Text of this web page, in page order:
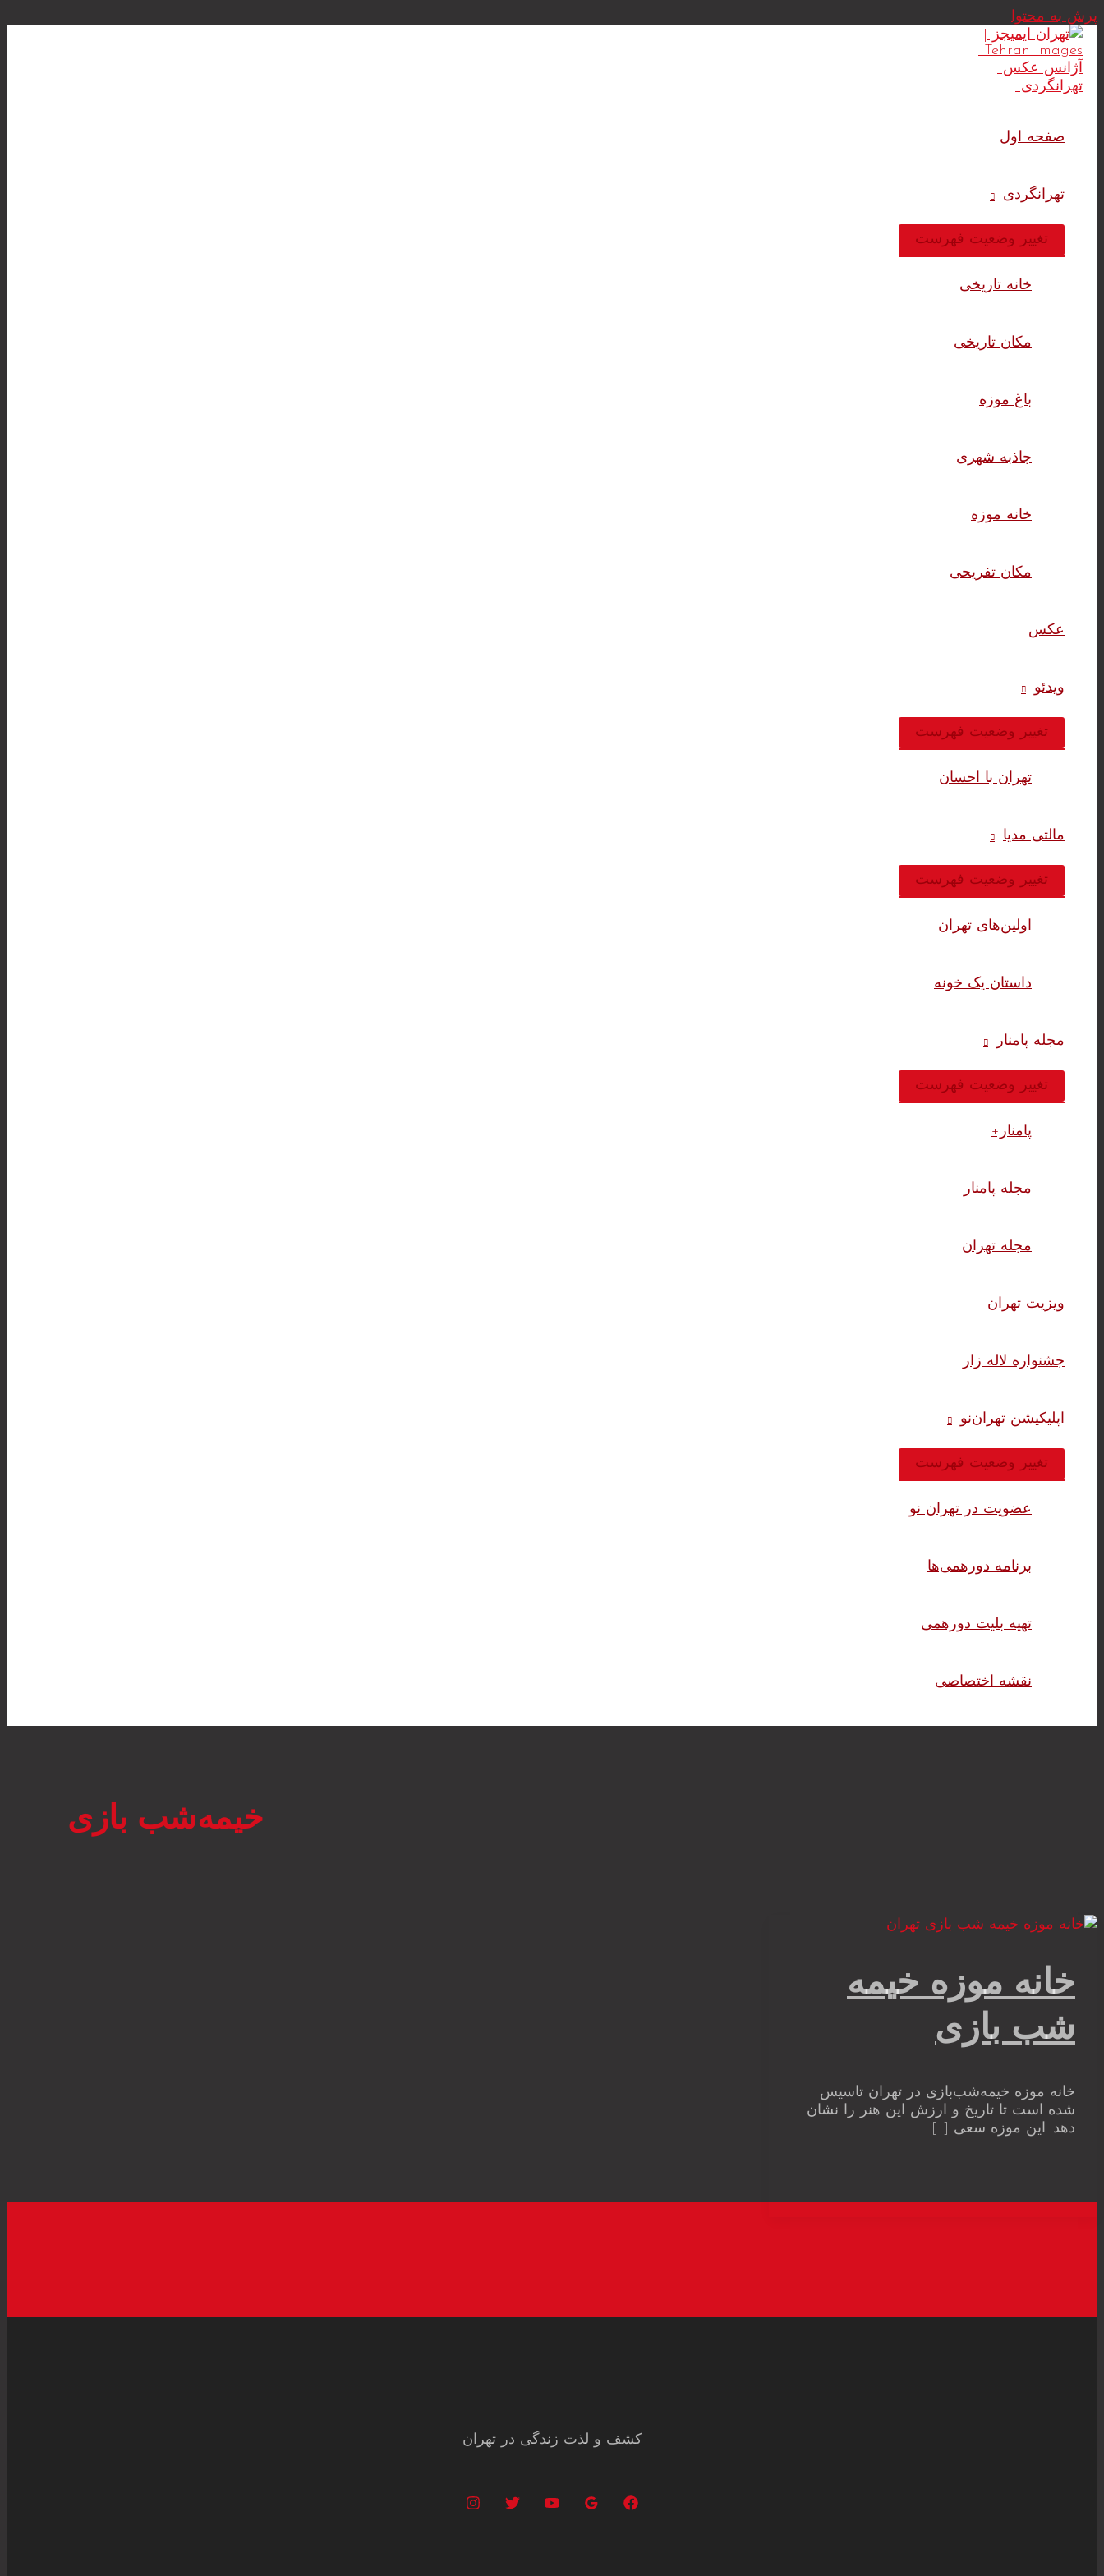
پرش به محتوا
صفحه اول
تهرانگردی
تغییر وضعیت فهرست
خانه تاریخی
مکان تاریخی
باغ موزه
جاذبه شهری
خانه موزه
مکان تفریحی
عکس
ویدئو
تغییر وضعیت فهرست
تهران با احسان
مالتی مدیا
تغییر وضعیت فهرست
اولین‌های تهران
داستان یک خونه
مجله پامنار
تغییر وضعیت فهرست
پامنار+
مجله پامنار
مجله تهران
ویزیت تهران
جشنواره لاله زار
اپلیکیشن تهران‌نو
تغییر وضعیت فهرست
عضویت در تهران نو
برنامه دورهمی‌ها
تهیه بلیت دورهمی
نقشه اختصاصی
خیمه‌شب بازی
خانه موزه خیمه
شب بازی
خانه‌ موزه‌ خیمه‌شب‌بازی در تهران تاسیس
شده است تا تاریخ و ارزش این هنر را نشان
دهد. این موزه سعی […]
کشف و لذت زندگی در تهران